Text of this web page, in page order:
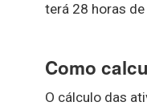
terá 28 horas de
Como
O cálculo das